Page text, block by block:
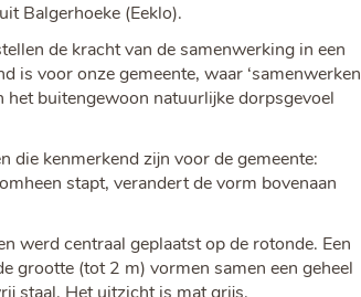
Balgerhoeke (Eeklo).
de kracht van de samenwerking in een
is voor onze gemeente, waar ‘samenwerken
het buitengewoon natuurlijke dorpsgevoel
die kenmerkend zijn voor de gemeente:
stapt, verandert de vorm bovenaan
werd centraal geplaatst op de rotonde. Een
grootte (tot 2 m) vormen samen een geheel